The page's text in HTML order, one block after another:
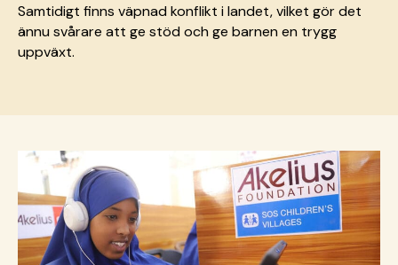
Samtidigt finns väpnad konflikt i landet, vilket gör det
ännu svårare att ge stöd och ge barnen en trygg
uppväxt.